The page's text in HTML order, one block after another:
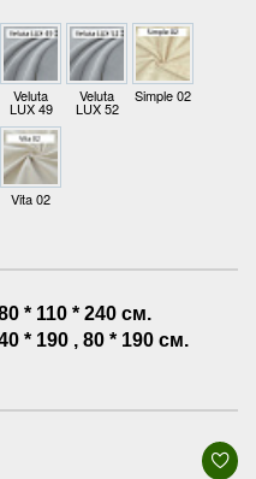
Veluta
LUX 49
Veluta
LUX 52
Simple 02
Vita 02
* 110 * 240 см.
* 190 , 80 * 190 см.